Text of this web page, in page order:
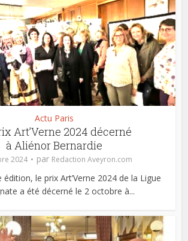
Actu Paris
Art’Verne 2024 décerné
à Aliénor Bernardie
2024 par Redaction Aveyron.com
le prix Art’Verne 2024 de la Ligue
a été décerné le 2 octobre à...